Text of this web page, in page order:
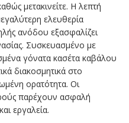
μετακινείτε. Η λεπτή
ελευθερία
ανόδου εξασφαλίζει
Συσκευασμένο με
γόνατα κασέτα καβάλου
διακοσμητικά στο
ορατότητα. Οι
παρέχουν ασφαλή
εργαλεία.